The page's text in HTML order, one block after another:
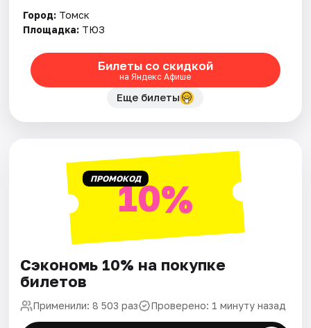
Рейтинги
Город: Томск
Площадка: ТЮЗ
Билеты со скидкой
на Яндекс Афише
Еще билеты
ПРОМОКОД10%
Сэкономь 10% на покупке
билетов
Применили: 8 503 раз Проверено: 1 минуту назад